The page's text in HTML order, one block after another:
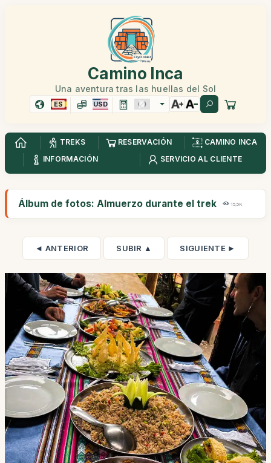
Camino Inca
Una aventura tras las huellas del Sol
ES USD
TREKS RESERVACIÓN
CAMINO INCA
INFORMACIÓN
SERVICIO AL CLIENTE
Álbum de fotos: Almuerzo durante el trek 15,5K
◄ ANTERIOR SUBIR ▲ SIGUIENTE ►